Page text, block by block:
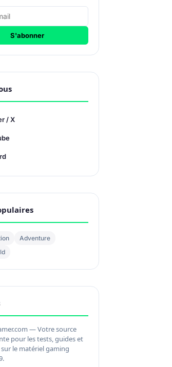
S'abonner
/ X
Adventure
— Votre source
pour les tests, guides et
le matériel gaming